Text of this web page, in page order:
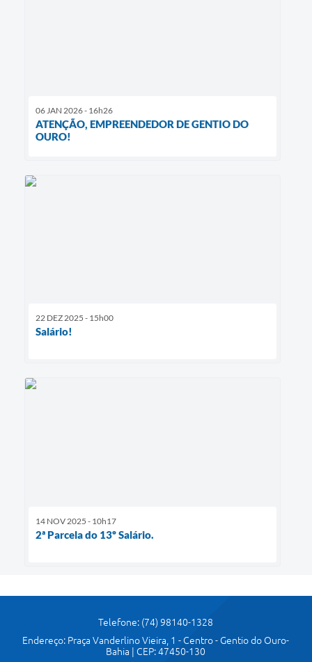
06 JAN 2026 - 16h26
ATENÇÃO, EMPREENDEDOR DE GENTIO DO
OURO!
22 DEZ 2025 - 15h00
Salário!
14 NOV 2025 - 10h17
2ª Parcela do 13º Salário.
Telefone: (74) 98140-1328
Endereço: Praça Vanderlino Vieira, 1 - Centro - Gentio do Ouro-
Bahia | CEP: 47450-130